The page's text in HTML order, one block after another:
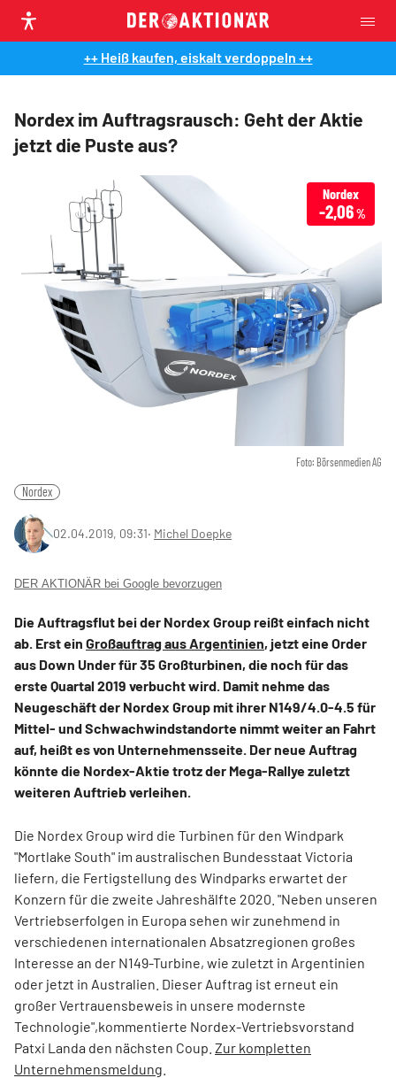
++ Heiß kaufen, eiskalt verdoppeln ++
Nordex im Auftragsrausch: Geht der Aktie
jetzt die Puste aus?
Foto: Börsenmedien AG
Nordex
-2,06%
Nordex
02.04.2019, 09:31‧ Michel Doepke
DER AKTIONÄR bei Google bevorzugen
Die Auftragsflut bei der Nordex Group reißt einfach nicht
ab. Erst ein Großauftrag aus Argentinien, jetzt eine Order
aus Down Under für 35 Großturbinen, die noch für das
erste Quartal 2019 verbucht wird. Damit nehme das
Neugeschäft der Nordex Group mit ihrer N149/4.0-4.5 für
Mittel- und Schwachwindstandorte nimmt weiter an Fahrt
auf, heißt es von Unternehmensseite. Der neue Auftrag
könnte die Nordex-Aktie trotz der Mega-Rallye zuletzt
weiteren Auftrieb verleihen.
Die Nordex Group wird die Turbinen für den Windpark
"Mortlake South" im australischen Bundesstaat Victoria
liefern, die Fertigstellung des Windparks erwartet der
Konzern für die zweite Jahreshälfte 2020. "Neben unseren
Vertriebserfolgen in Europa sehen wir zunehmend in
verschiedenen internationalen Absatzregionen großes
Interesse an der N149-Turbine, wie zuletzt in Argentinien
oder jetzt in Australien. Dieser Auftrag ist erneut ein
großer Vertrauensbeweis in unsere modernste
Technologie",kommentierte Nordex-Vertriebsvorstand
Patxi Landa den nächsten Coup. Zur kompletten
Unternehmensmeldung